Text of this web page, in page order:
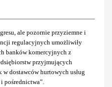
ale pozornie przyziemne i
regulacyjnych umożliwiły
banków komercyjnych z
przyjmujących
dostawców hurtowych usług
pośrednictwa”.